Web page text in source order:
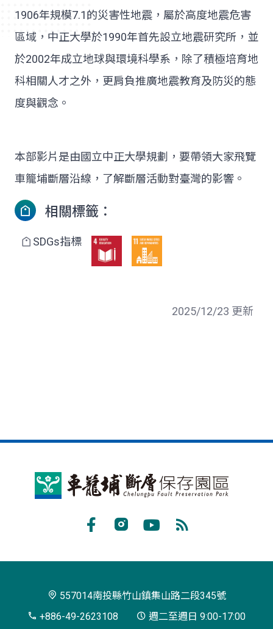
1906年規模7.1的災害性地震，屬於高度地震危害
區域，中正大學於1990年首先設立地震研究所，並
於2002年成立地球與環境科學系，除了積極培育地
科相關人才之外，更肩負推廣地震教育及防災的態
度與觀念。
本部影片是由國立中正大學規劃，要帶領大家飛覽
車籠埔斷層沿線，了解斷層活動對臺灣的影響。
相關標籤：
SDGs指標
2025/12/23 更新
車
存
閱
557014南投縣竹山鎮集山路二段345號
+886-49-2623108
週二至週日 9:00-17:00